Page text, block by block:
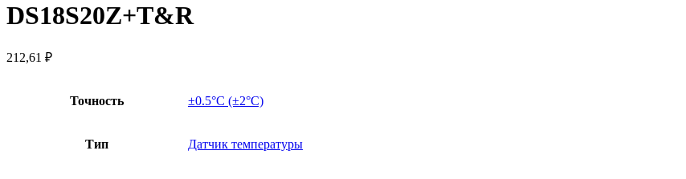
DS18S20Z+T&R
212,61 ₽
Точность ±0.5°C (±2°C)
Тип Датчик температуры